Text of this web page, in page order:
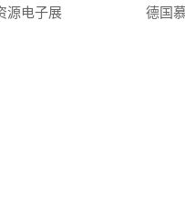
源电子展 德国